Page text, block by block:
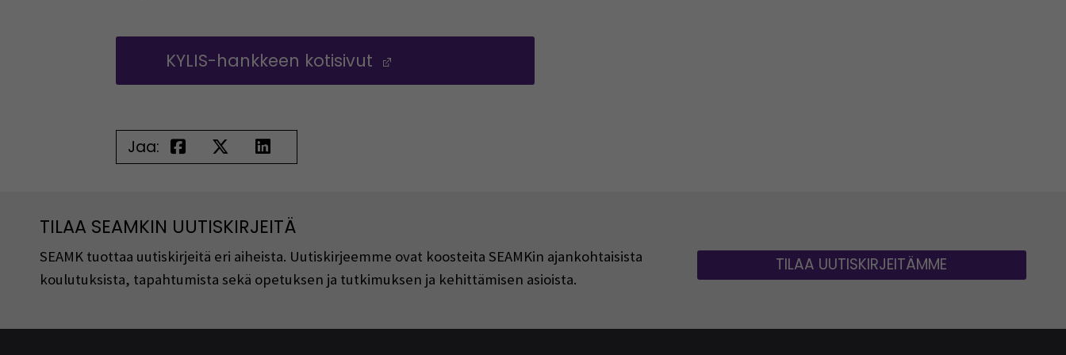
KYLIS-hankkeen kotisivut
Jaa:
TILAA SEAMKIN UUTISKIRJEITÄ
SEAMK tuottaa uutiskirjeitä eri aiheista. Uutiskirjeemme ovat koosteita SEAMKin ajankohtaisista
koulutuksista, tapahtumista sekä opetuksen ja tutkimuksen ja kehittämisen asioista.
TILAA UUTISKIRJEITÄMME